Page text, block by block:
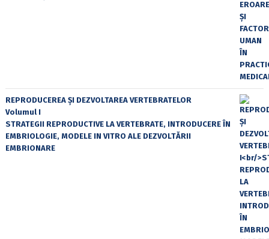
REPRODUCEREA ȘI DEZVOLTAREA VERTEBRATELOR
Volumul I
STRATEGII REPRODUCTIVE LA VERTEBRATE, INTRODUCERE ÎN
EMBRIOLOGIE, MODELE IN VITRO ALE DEZVOLTĂRII
EMBRIONARE